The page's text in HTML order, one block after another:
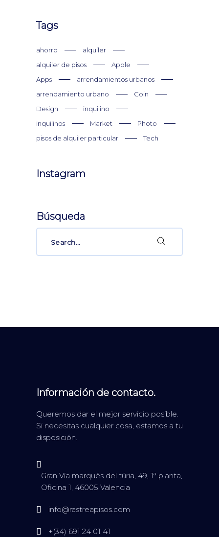
Tags
ahorro
alquiler
alquiler de pisos
Apple
Apps
arrendamientos urbanos
arrendamiento urbano
Coin
Design
inquilino
inquilinos
Market
Photo
pisos de alquiler particular
Tech
Instagram
Búsqueda
Información de contacto.
Queremos dar el mejor servicio posible.
Si necesitas cualquier cosa, estamos a tu
disposición.
Gran Vía marqués del túria, 49, 1ª planta,
Oficina 1, 46005 Valencia
info@rastreapisos.com
+(34) 691 24 01 41